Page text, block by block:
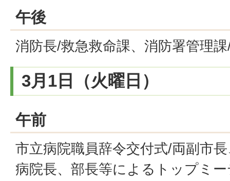
午後
消防長/救急救命課、消防署管理
3月1日（火曜日）
午前
市立病院職員辞令交付式/両副市
病院長、部長等によるトップミ